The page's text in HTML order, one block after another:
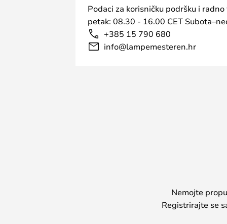
Podaci za korisničku podršku i
petak: 08.30 - 16.00 CET
+385 15 790 680
info@lampemesteren.hr
Nemojte
Registrirajte se